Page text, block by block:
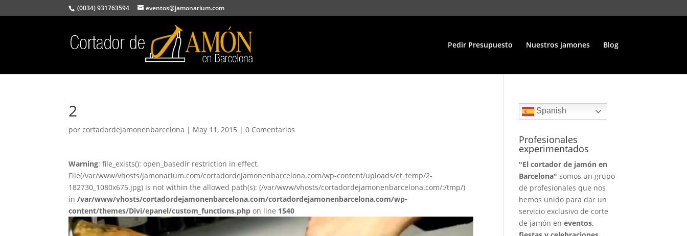
(0034) 931763594 eventos@jamonarium.com
Pedir Presupuesto Nuestros jamones Blog
2
porcortadordejamonenbarcelona | May 11, 2015 |0 Comentarios
Warning: file_exists(): open_basedir restriction in effect.
File(/var/www/vhosts/jamonarium.com/cortadordejamonenbarcelona.com/wp-content/uploads/et_temp/2-
182730_1080x675.jpg) is not within the allowed path(s): (/var/www/vhosts/cortadordejamonenbarcelona.com/:/tmp/)
in/var/www/vhosts/cortadordejamonenbarcelona.com/cortadordejamonenbarcelona.com/wp-
content/themes/Divi/epanel/custom_functions.php on line 1540
Spanish
Profesionales
experimentados
"El cortador de jamón en
Barcelona" somos un grupo
de profesionales que nos
hemos unido para dar un
servicio exclusivo de corte
de jamón eneventos,